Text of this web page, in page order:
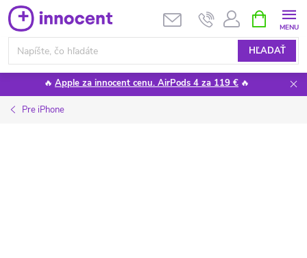
Prejsť
na
obsah
HĽADAŤ
KOŠÍK
🔥 Apple za innocent cenu. AirPods 4 za 119 € 🔥
Pre iPhone